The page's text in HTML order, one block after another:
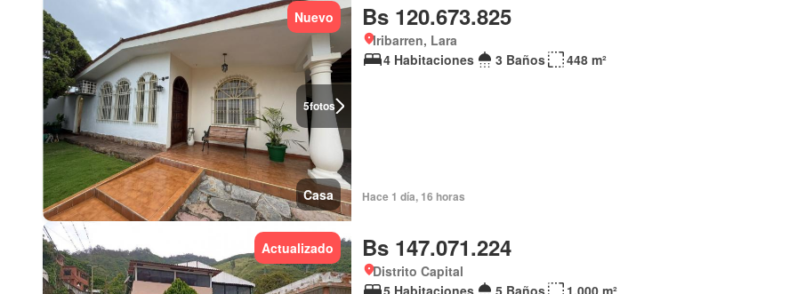
5fotos
Nuevo
Casa
Bs 120.673.825
Iribarren, Lara
4 Habitaciones
3 Baños 448 m²
Hace 1 día, 16 horas
Actualizado Bs 147.071.224
Distrito Capital
5 Habitaciones
5 Baños
1.000 m²